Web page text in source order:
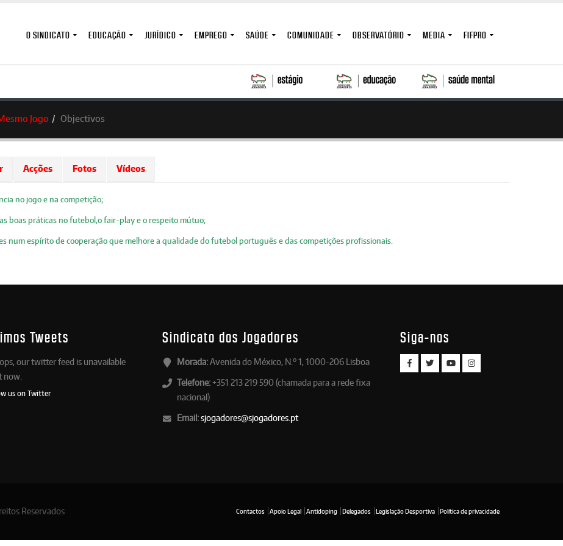
O SINDICATO EDUCAÇÃO JURÍDICO EMPREGO SAÚDE COMUNIDADE OBSERVATÓRIO MEDIA FIFPRO
Jogo Objectivos
Acções Fotos Vídeos
no jogo e na competição;
boas práticas no futebol,o fair-play e o respeito mútuo;
num espírito de cooperação que melhore a qualidade do futebol português e das competições profissionais.
Tweets
our twitter feed is unavailable
now.
us on Twitter
Sindicato dos Jogadores
Morada:Avenida do México, N.º 1, 1000-206 Lisboa
Telefone:+351 213 219 590 (chamada para a rede fixa
nacional)
Email:sjogadores@sjogadores.pt
Siga-nos
Reservados Contactos Apoio Legal Antidoping Delegados Legislação Desportiva Política de privacidade